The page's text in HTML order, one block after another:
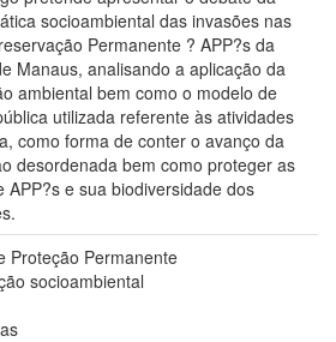
socioambiental das invasões nas
Permanente ? APP?s da
Manaus, analisando a aplicação da
ambiental bem como o modelo de
utilizada referente às atividades
como forma de conter o avanço da
desordenada bem como proteger as
APP?s e sua biodiversidade dos
Proteção Permanente
socioambiental